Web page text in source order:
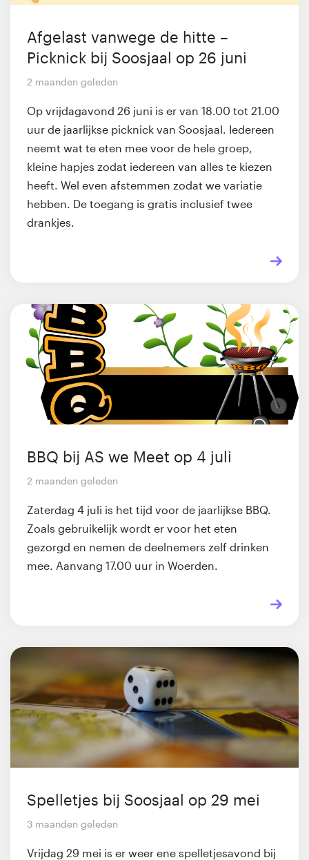
Afgelast vanwege de hitte –
Picknick bij Soosjaal op 26 juni
2 maanden geleden
Op vrijdagavond 26 juni is er van 18.00 tot 21.00
uur de jaarlijkse picknick van Soosjaal. Iedereen
neemt wat te eten mee voor de hele groep,
kleine hapjes zodat iedereen van alles te kiezen
heeft. Wel even afstemmen zodat we variatie
hebben. De toegang is gratis inclusief twee
drankjes.
BBQ bij AS we Meet op 4 juli
2 maanden geleden
Zaterdag 4 juli is het tijd voor de jaarlijkse BBQ.
Zoals gebruikelijk wordt er voor het eten
gezorgd en nemen de deelnemers zelf drinken
mee. Aanvang 17.00 uur in Woerden.
Spelletjes bij Soosjaal op 29 mei
3 maanden geleden
Vrijdag 29 mei is er weer ene spelletjesavond bij